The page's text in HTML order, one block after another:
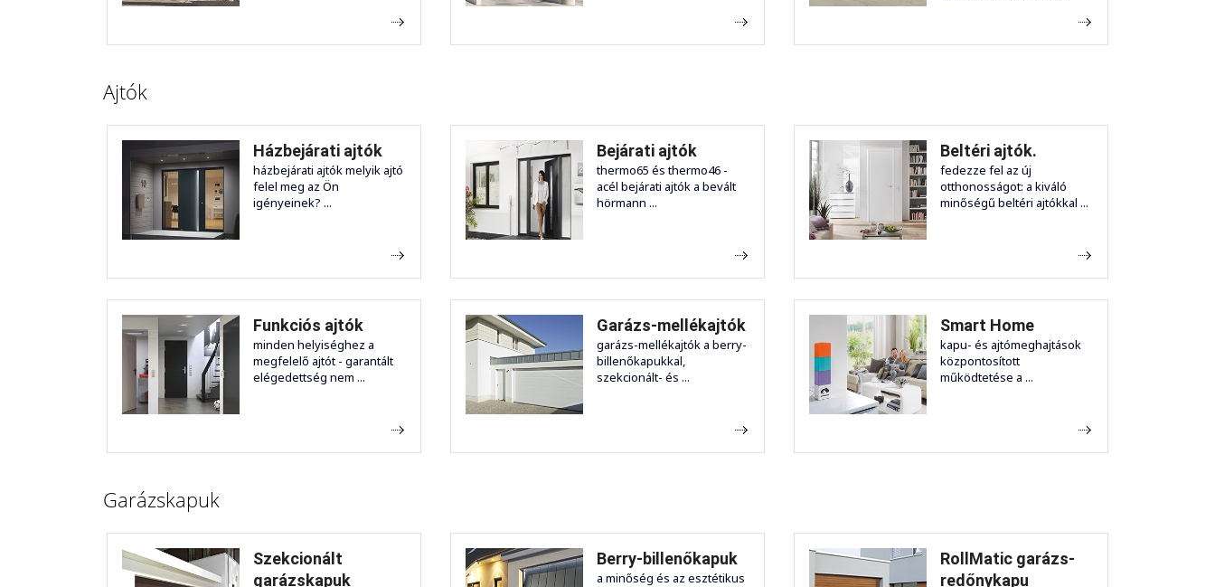
Ajtók
Házbejárati ajtók
házbejárati ajtók melyik ajtó
felel meg az Ön
igényeinek? ...
Bejárati ajtók
thermo65 és thermo46 -
acél bejárati ajtók a bevált
hörmann ...
Beltéri ajtók.
fedezze fel az új
otthonosságot: a kiváló
minőségű beltéri ajtókkal ...
Funkciós ajtók
minden helyiséghez a
megfelelő ajtót - garantált
elégedettség nem ...
Garázs-mellékajtók
garázs-mellékajtók a berry-
billenőkapukkal,
szekcionált- és ...
Smart Home
kapu- és ajtómeghajtások
központosított
működtetése a ...
Garázskapuk
Szekcionált
garázskapuk
Berry-billenőkapuk
a minőség és az esztétikus
RollMatic garázs-
redőnykapu